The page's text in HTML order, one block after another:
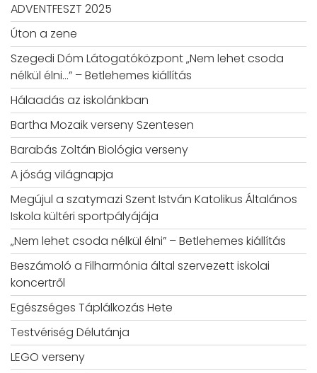
ADVENTFESZT 2025
Úton a zene
Szegedi Dóm Látogatóközpont „Nem lehet csoda
nélkül élni…” – Betlehemes kiállítás
Hálaadás az iskolánkban
Bartha Mozaik verseny Szentesen
Barabás Zoltán Biológia verseny
A jóság világnapja
Megújul a szatymazi Szent István Katolikus Általános
Iskola kültéri sportpályájája
„Nem lehet csoda nélkül élni” – Betlehemes kiállítás
Beszámoló a Filharmónia által szervezett iskolai
koncertről
Egészséges Táplálkozás Hete
Testvériség Délutánja
LEGO verseny